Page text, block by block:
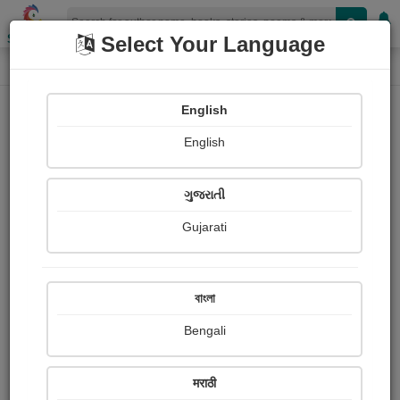
Shopizen
Home Paintings
Sangita Dattani
Ratings
Share with your friends :
Select Your Language
English
English
ગુજરાતી
Gujarati
বাংলা
Bengali
मराठी